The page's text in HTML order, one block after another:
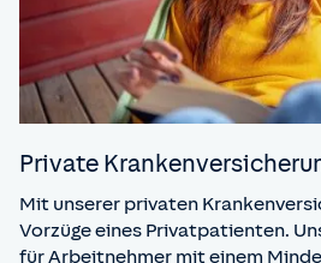
Private
Mit unserer privaten
Vorzüge eines Privatpatienten.
für Arbeitnehmer mit einem